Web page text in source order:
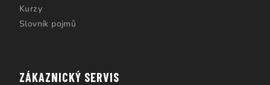
Kurzy
Slovník pojmů
ZÁKAZNICKÝ SERVIS